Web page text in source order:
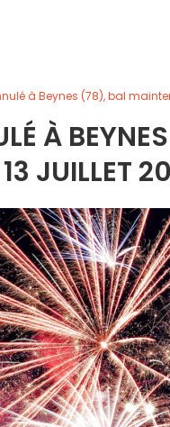
à Beynes (78), bal
À
13 JUILLET